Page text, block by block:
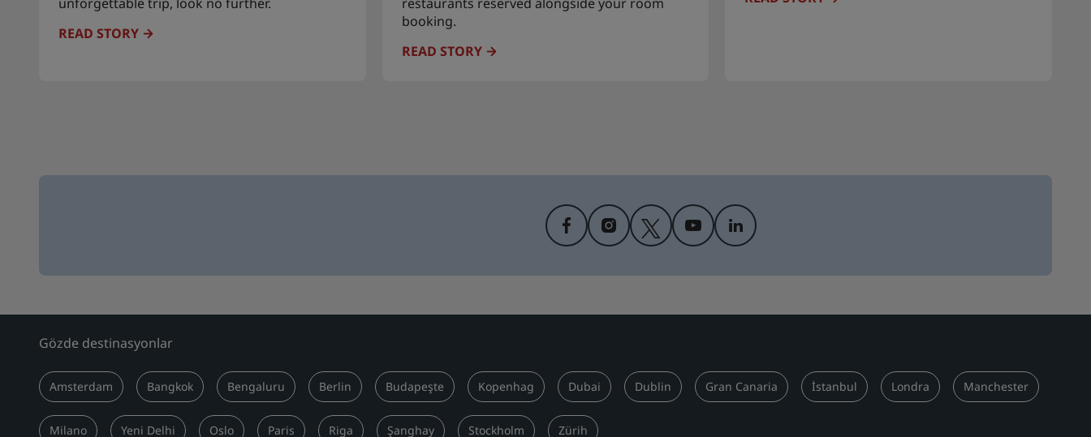
READ STORY
booking.
READ STORY
Gözde destinasyonlar
Amsterdam Bangkok Bengaluru Berlin Budapeşte Kopenhag Dubai Dublin Gran Canaria İstanbul Londra Manchester
Milano Yeni Delhi Oslo Paris Riga Şanghay Stockholm Zürih